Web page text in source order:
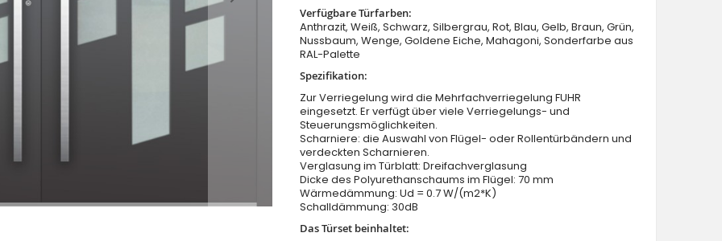
Verfügbare Türfarben:
Anthrazit, Weiß, Schwarz, Silbergrau, Rot, Blau, Gelb, Braun, Grün,
Nussbaum, Wenge, Goldene Eiche, Mahagoni, Sonderfarbe aus
RAL-Palette
Spezifikation:
Zur Verriegelung wird die Mehrfachverriegelung FUHR
eingesetzt. Er verfügt über viele Verriegelungs- und
Steuerungsmöglichkeiten.
Scharniere: die Auswahl von Flügel- oder Rollentürbändern und
verdeckten Scharnieren.
Verglasung im Türblatt: Dreifachverglasung
Dicke des Polyurethanschaums im Flügel: 70 mm
Wärmedämmung: Ud = 0.7 W/(m2*K)
Schalldämmung: 30dB
Das Türset beinhaltet: